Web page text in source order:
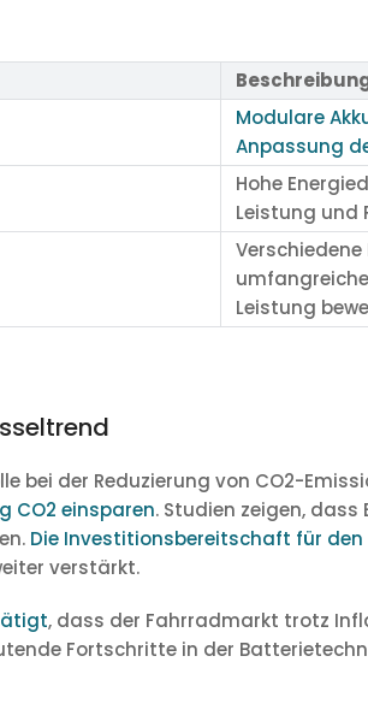
Modulare
Anpassung
Hohe
Leistung und
Leistung
bei der Reduzierung von CO2-
CO2 einsparen. Studien zeigen,
Die Investitionsbereitschaft für den
verstärkt.
, dass der Fahrradmarkt trotz
Fortschritte in der